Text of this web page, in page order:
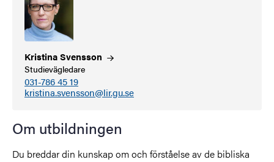
KristinaSvensson
Studievägledare
031-786 45 19
kristina.svensson@lir.gu.se
Om utbildningen
Du breddar din kunskap om och förståelse av de bibliska